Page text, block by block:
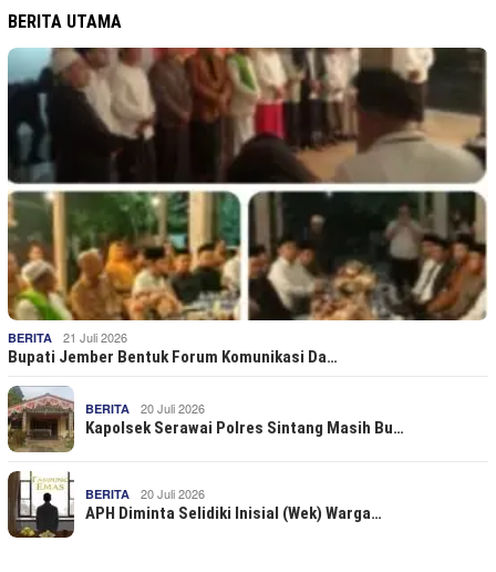
BERITA UTAMA
BERITA 21 Juli 2026
Bupati Jember Bentuk Forum Komunikasi Da…
BERITA 20 Juli 2026
Kapolsek Serawai Polres Sintang Masih Bu…
BERITA 20 Juli 2026
APH Diminta Selidiki Inisial (Wek) Warga…